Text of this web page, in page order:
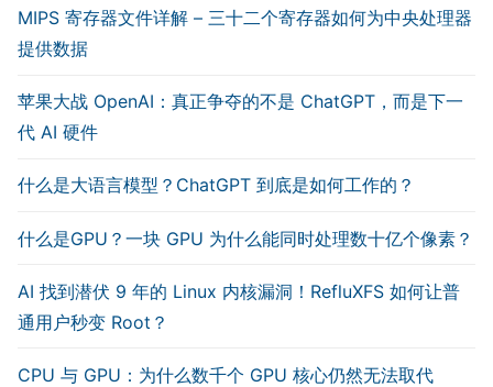
MIPS 寄存器文件详解 – 三十二个寄存器如何为中央处理器
提供数据
苹果大战 OpenAI：真正争夺的不是 ChatGPT，而是下一
代 AI 硬件
什么是大语言模型？ChatGPT 到底是如何工作的？
什么是GPU？一块 GPU 为什么能同时处理数十亿个像素？
AI 找到潜伏 9 年的 Linux 内核漏洞！RefluXFS 如何让普
通用户秒变 Root？
CPU 与 GPU：为什么数千个 GPU 核心仍然无法取代